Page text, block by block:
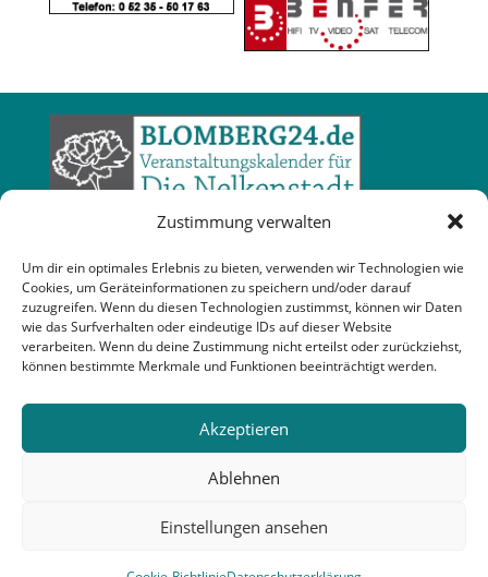
Zustimmung verwalten
Um dir ein optimales Erlebnis zu bieten, verwenden wir Technologien wie
Cookies, um Geräteinformationen zu speichern und/oder darauf
zuzugreifen. Wenn du diesen Technologien zustimmst, können wir Daten
wie das Surfverhalten oder eindeutige IDs auf dieser Website
verarbeiten. Wenn du deine Zustimmung nicht erteilst oder zurückziehst,
können bestimmte Merkmale und Funktionen beeinträchtigt werden.
Akzeptieren
Ablehnen
Einstellungen ansehen